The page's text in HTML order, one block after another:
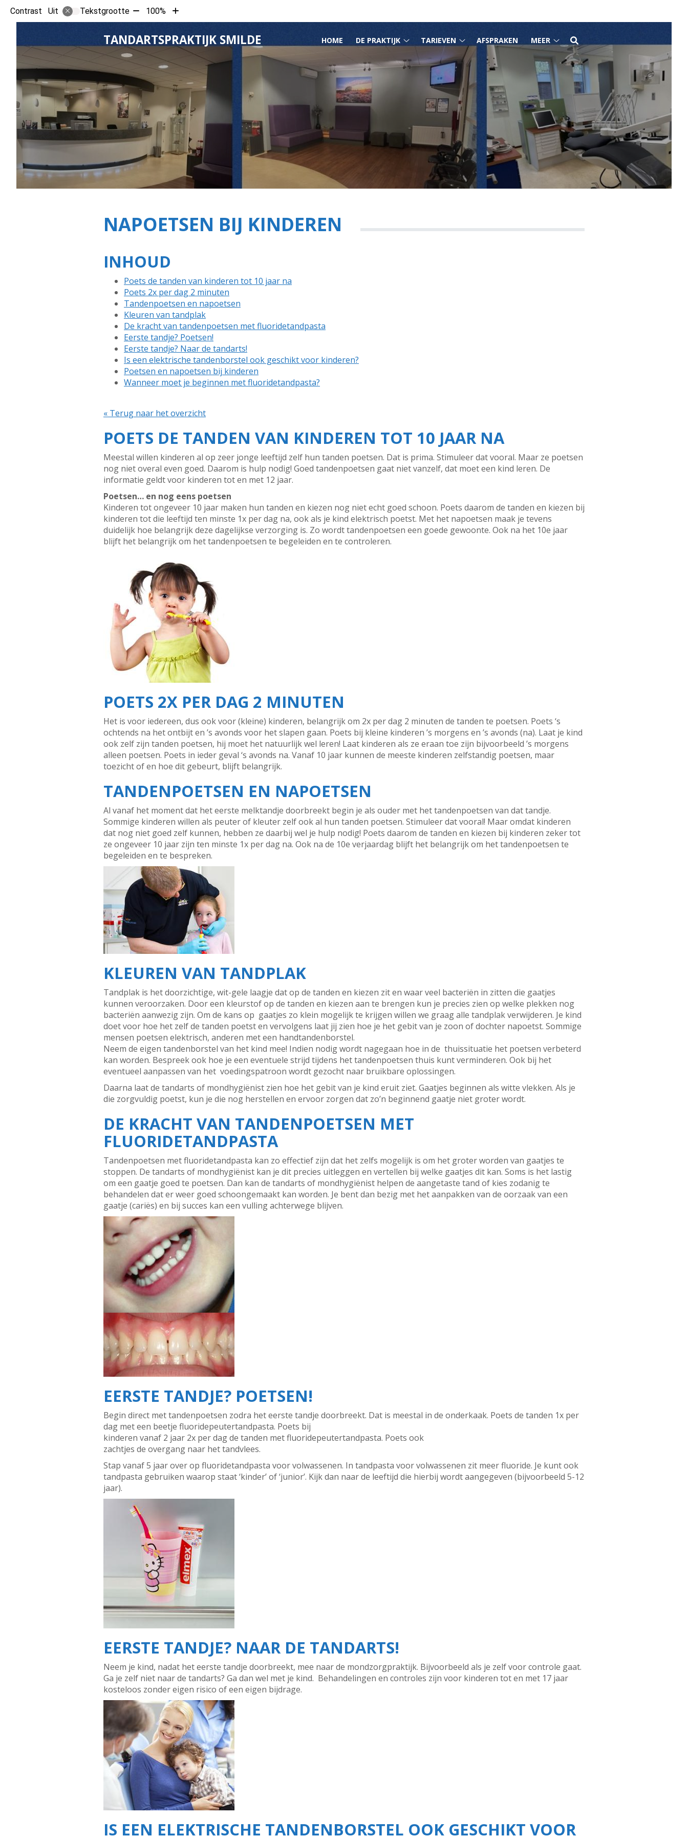
Contrast Uit Tekstgrootte Tekst
verkleinen
10%
100%
Tekst
vergroten
10%
TANDARTSPRAKTIJK SMILDE HOOFDMENU
HOME DE PRAKTIJK
praktijk
submenu
TARIEVEN
Tarieven
submenu
AFSPRAKEN MEER
Meer
submenu
NAPOETSEN BIJ KINDEREN
INHOUD
Poets de tanden van kinderen tot 10 jaar na
Poets 2x per dag 2 minuten
Tandenpoetsen en napoetsen
Kleuren van tandplak
De kracht van tandenpoetsen met fluoridetandpasta
Eerste tandje? Poetsen!
Eerste tandje? Naar de tandarts!
Is een elektrische tandenborstel ook geschikt voor kinderen?
Poetsen en napoetsen bij kinderen
Wanneer moet je beginnen met fluoridetandpasta?
« Terug naar het overzicht
POETS DE TANDEN VAN KINDEREN TOT 10 JAAR NA
Meestal willen kinderen al op zeer jonge leeftijd zelf hun tanden poetsen. Dat is prima. Stimuleer dat vooral. Maar ze poetsen
nog niet overal even goed. Daarom is hulp nodig! Goed tandenpoetsen gaat niet vanzelf, dat moet een kind leren. De
informatie geldt voor kinderen tot en met 12 jaar.
Poetsen… en nog eens poetsen
Kinderen tot ongeveer 10 jaar maken hun tanden en kiezen nog niet echt goed schoon. Poets daarom de tanden en kiezen bij
kinderen tot die leeftijd ten minste 1x per dag na, ook als je kind elektrisch poetst. Met het napoetsen maak je tevens
duidelijk hoe belangrijk deze dagelijkse verzorging is. Zo wordt tandenpoetsen een goede gewoonte. Ook na het 10e jaar
blijft het belangrijk om het tandenpoetsen te begeleiden en te controleren.
POETS 2X PER DAG 2 MINUTEN
Het is voor iedereen, dus ook voor (kleine) kinderen, belangrijk om 2x per dag 2 minuten de tanden te poetsen. Poets ‘s
ochtends na het ontbijt en ’s avonds voor het slapen gaan. Poets bij kleine kinderen ’s morgens en ’s avonds (na). Laat je kind
ook zelf zijn tanden poetsen, hij moet het natuurlijk wel leren! Laat kinderen als ze eraan toe zijn bijvoorbeeld ’s morgens
alleen poetsen. Poets in ieder geval ‘s avonds na. Vanaf 10 jaar kunnen de meeste kinderen zelfstandig poetsen, maar
toezicht of en hoe dit gebeurt, blijft belangrijk.
TANDENPOETSEN EN NAPOETSEN
Al vanaf het moment dat het eerste melktandje doorbreekt begin je als ouder met het tandenpoetsen van dat tandje.
Sommige kinderen willen als peuter of kleuter zelf ook al hun tanden poetsen. Stimuleer dat vooral! Maar omdat kinderen
dat nog niet goed zelf kunnen, hebben ze daarbij wel je hulp nodig! Poets daarom de tanden en kiezen bij kinderen zeker tot
ze ongeveer 10 jaar zijn ten minste 1x per dag na. Ook na de 10e verjaardag blijft het belangrijk om het tandenpoetsen te
begeleiden en te bespreken.
KLEUREN VAN TANDPLAK
Tandplak is het doorzichtige, wit-gele laagje dat op de tanden en kiezen zit en waar veel bacteriën in zitten die gaatjes
kunnen veroorzaken. Door een kleurstof op de tanden en kiezen aan te brengen kun je precies zien op welke plekken nog
bacteriën aanwezig zijn. Om de kans op gaatjes zo klein mogelijk te krijgen willen we graag alle tandplak verwijderen. Je kind
doet voor hoe het zelf de tanden poetst en vervolgens laat jij zien hoe je het gebit van je zoon of dochter napoetst. Sommige
mensen poetsen elektrisch, anderen met een handtandenborstel.
Neem de eigen tandenborstel van het kind mee! Indien nodig wordt nagegaan hoe in de thuissituatie het poetsen verbeterd
kan worden. Bespreek ook hoe je een eventuele strijd tijdens het tandenpoetsen thuis kunt verminderen. Ook bij het
eventueel aanpassen van het voedingspatroon wordt gezocht naar bruikbare oplossingen.
Daarna laat de tandarts of mondhygiënist zien hoe het gebit van je kind eruit ziet. Gaatjes beginnen als witte vlekken. Als je
die zorgvuldig poetst, kun je die nog herstellen en ervoor zorgen dat zo’n beginnend gaatje niet groter wordt.
DE KRACHT VAN TANDENPOETSEN MET
FLUORIDETANDPASTA
Tandenpoetsen met fluoridetandpasta kan zo effectief zijn dat het zelfs mogelijk is om het groter worden van gaatjes te
stoppen. De tandarts of mondhygiënist kan je dit precies uitleggen en vertellen bij welke gaatjes dit kan. Soms is het lastig
om een gaatje goed te poetsen. Dan kan de tandarts of mondhygiënist helpen de aangetaste tand of kies zodanig te
behandelen dat er weer goed schoongemaakt kan worden. Je bent dan bezig met het aanpakken van de oorzaak van een
gaatje (cariës) en bij succes kan een vulling achterwege blijven.
EERSTE TANDJE? POETSEN!
Begin direct met tandenpoetsen zodra het eerste tandje doorbreekt. Dat is meestal in de onderkaak. Poets de tanden 1x per
dag met een beetje fluoridepeutertandpasta. Poets bij
kinderen vanaf 2 jaar 2x per dag de tanden met fluoridepeutertandpasta. Poets ook
zachtjes de overgang naar het tandvlees.
Stap vanaf 5 jaar over op fluoridetandpasta voor volwassenen. In tandpasta voor volwassenen zit meer fluoride. Je kunt ook
tandpasta gebruiken waarop staat ‘kinder’ of ‘junior’. Kijk dan naar de leeftijd die hierbij wordt aangegeven (bijvoorbeeld 5-12
jaar).
EERSTE TANDJE? NAAR DE TANDARTS!
Neem je kind, nadat het eerste tandje doorbreekt, mee naar de mondzorgpraktijk. Bijvoorbeeld als je zelf voor controle gaat.
Ga je zelf niet naar de tandarts? Ga dan wel met je kind. Behandelingen en controles zijn voor kinderen tot en met 17 jaar
kosteloos zonder eigen risico of een eigen bijdrage.
IS EEN ELEKTRISCHE TANDENBORSTEL OOK GESCHIKT VOOR